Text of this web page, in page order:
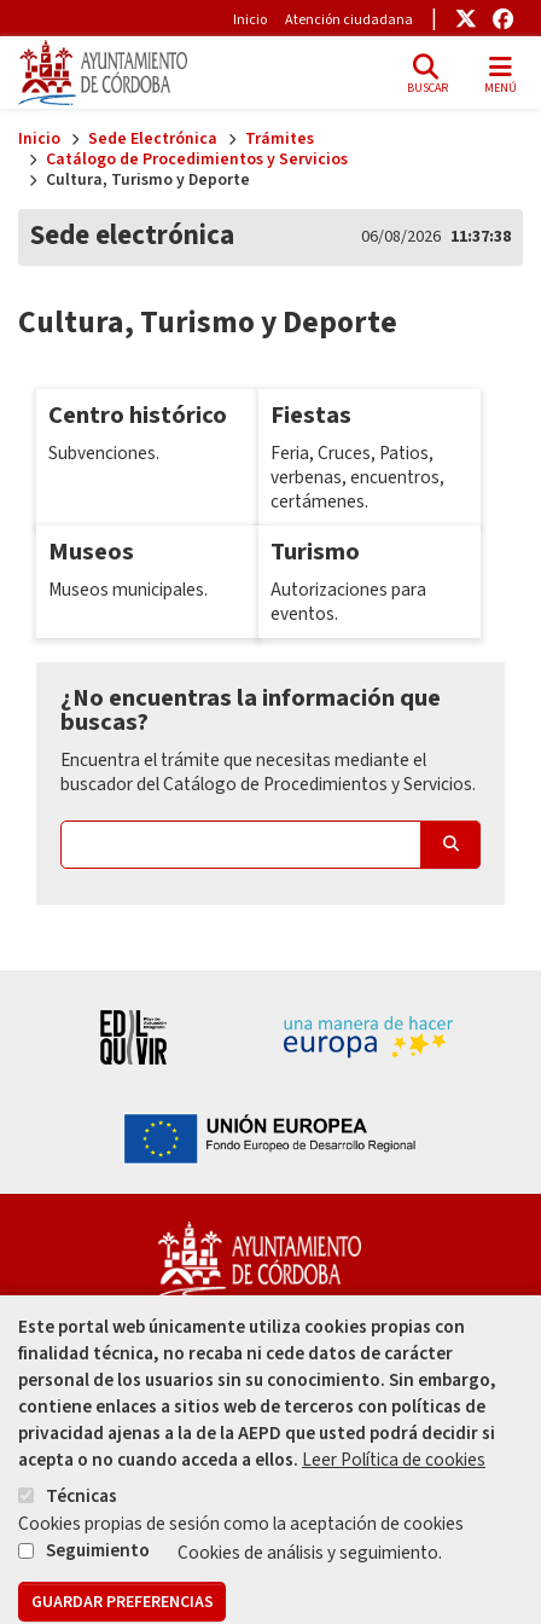
Pre-Header
Inicio Atención ciudadana Enlace
BUSCAR MENÚ
Inicio Sede Electrónica
Trámites
Catálogo de Procedimientos y Servicios
Cultura, Turismo y Deporte
Sede electrónica 06/08/2026 11:37:38
Cultura, Turismo y Deporte
Centro histórico
Subvenciones.
Fiestas
Feria, Cruces, Patios,
verbenas, encuentros,
certámenes.
Museos
Museos municipales.
Turismo
Autorizaciones para
eventos.
¿No encuentras la información que
buscas?
Encuentra el trámite que necesitas mediante el
buscador del Catálogo de Procedimientos y Servicios.
Capitulares, 1. 14002
Córdoba - España
957 49 99 00
957 47 80 50
EnlaceEnlace
Mapa web Aviso legal
Este portal web únicamente utiliza cookies propias con
finalidad técnica, no recaba ni cede datos de carácter
personal de los usuarios sin su conocimiento. Sin embargo,
contiene enlaces a sitios web de terceros con políticas de
privacidad ajenas a la de la AEPD que usted podrá decidir si
acepta o no cuando acceda a ellos. Leer Política de cookies
Técnicas
Cookies propias de sesión como la aceptación de cookies
Seguimiento
Cookies de análisis y seguimiento.
GUARDAR PREFERENCIAS